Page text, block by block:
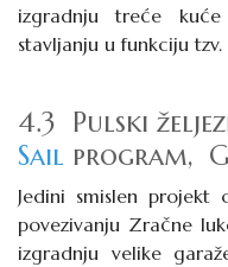
izgradnju treće
stavljanju u funkciju
4.3 Pulski
Sail program,
Jedini smislen projekt
povezivanju Zračne
izgradnju velike